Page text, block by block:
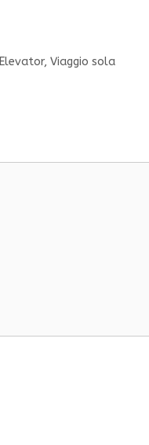
,Viaggio sola